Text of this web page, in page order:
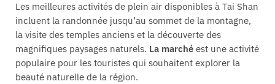
Les meilleures activités de plein air disponibles à Tai Shan
incluent la randonnée jusqu’au sommet de la montagne,
la visite des temples anciens et la découverte des
magnifiques paysages naturels. La marché est une activité
populaire pour les touristes qui souhaitent explorer la
beauté naturelle de la région.